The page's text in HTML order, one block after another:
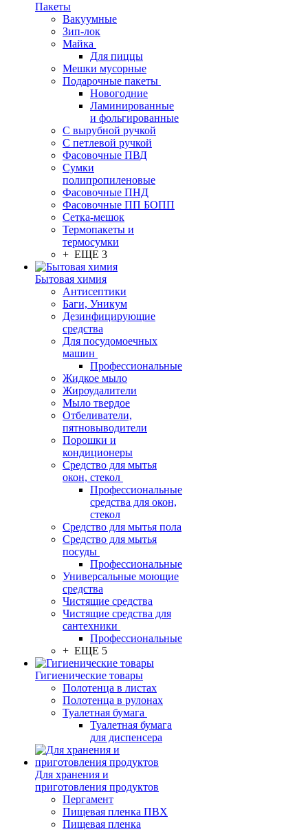
Пакеты
Вакуумные
Зип-лок
Майка
Для пиццы
Мешки мусорные
Подарочные пакеты
Новогодние
Ламинированные
и фольгированные
С вырубной ручкой
С петлевой ручкой
Фасовочные ПВД
Сумки
полипропиленовые
Фасовочные ПНД
Фасовочные ПП БОПП
Сетка-мешок
Термопакеты и
термосумки
+ ЕЩЕ 3
Бытовая химия
Антисептики
Баги, Уникум
Дезинфицирующие
средства
Для посудомоечных
машин
Профессиональные
Жидкое мыло
Жироудалители
Мыло твердое
Отбеливатели,
пятновыводители
Порошки и
кондиционеры
Средство для мытья
окон, стекол
Профессиональные
средства для окон,
стекол
Средство для мытья пола
Средство для мытья
посуды
Профессиональные
Универсальные моющие
средства
Чистящие средства
Чистящие средства для
сантехники
Профессиональные
+ ЕЩЕ 5
Гигиенические товары
Полотенца в листах
Полотенца в рулонах
Туалетная бумага
Туалетная бумага
для диспенсера
Для хранения и
приготовления продуктов
Пергамент
Пищевая пленка ПВХ
Пищевая пленка